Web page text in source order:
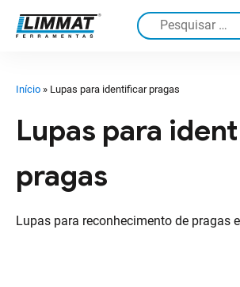
Pesquisar
Início » Lupas para identificar pragas
Lupas para identificar
pragas
Lupas para reconhecimento de pragas